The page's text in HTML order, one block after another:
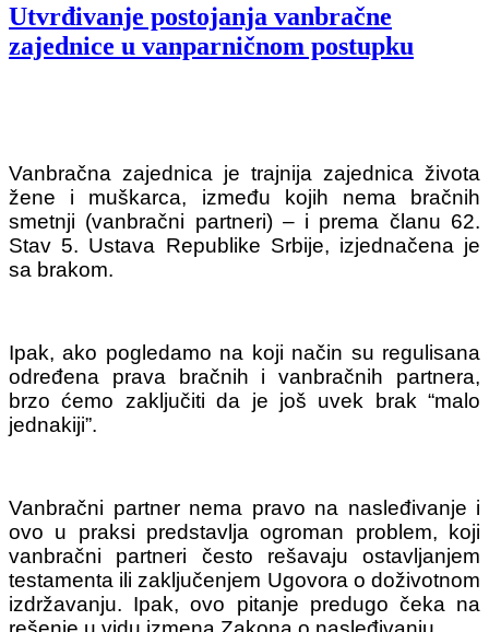
Utvrđivanje postojanja vanbračne
zajednice u vanparničnom postupku
Vanbračna zajednica je trajnija zajednica života
žene i muškarca, između kojih nema bračnih
smetnji (vanbračni partneri) – i prema članu 62.
Stav 5. Ustava Republike Srbije, izjednačena je
sa brakom.
Ipak, ako pogledamo na koji način su regulisana
određena prava bračnih i vanbračnih partnera,
brzo ćemo zaključiti da je još uvek brak “malo
jednakiji”.
Vanbračni partner nema pravo na nasleđivanje i
ovo u praksi predstavlja ogroman problem, koji
vanbračni partneri često rešavaju ostavljanjem
testamenta ili zaključenjem Ugovora o doživotnom
izdržavanju. Ipak, ovo pitanje predugo čeka na